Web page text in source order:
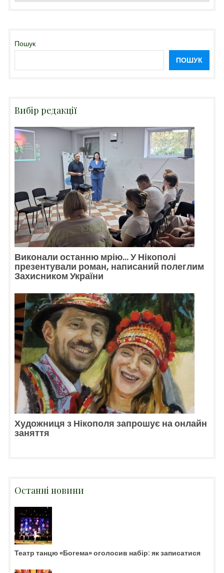
Пошук
ПОШУК
Вибір редакції
Виконали останню мрію… У Нікополі
презентували роман, написаний полеглим
Захисником України
Художниця з Нікополя запрошує на онлайн
заняття
Останні новини
Театр танцю «Богема» оголосив набір: як записатися